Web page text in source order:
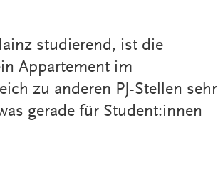
studierend, ist die
Appartement im
zu anderen PJ-Stellen sehr
gerade für Student:innen